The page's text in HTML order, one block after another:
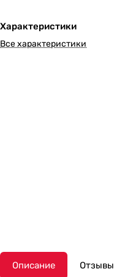
Характеристики
Все характеристики
Описание Отзывы